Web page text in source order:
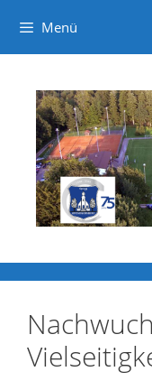
springen
Menü